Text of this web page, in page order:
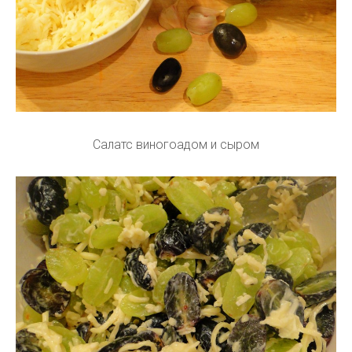
Салатс виногоадом и сыром